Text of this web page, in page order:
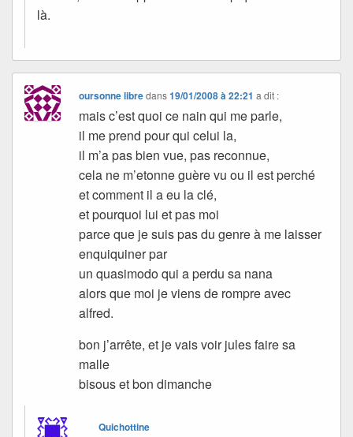
là.
oursonne libredans19/01/2008 à 22:21 a dit :
mais c’est quoi ce nain qui me parle,
il me prend pour qui celui la,
il m’a pas bien vue, pas reconnue,
cela ne m’etonne guère vu ou il est perché
et comment il a eu la clé,
et pourquoi lui et pas moi
parce que je suis pas du genre à me laisser
enquiquiner par
un quasimodo qui a perdu sa nana
alors que moi je viens de rompre avec
alfred.
bon j’arrête, et je vais voir jules faire sa
malle
bisous et bon dimanche
Quichottine